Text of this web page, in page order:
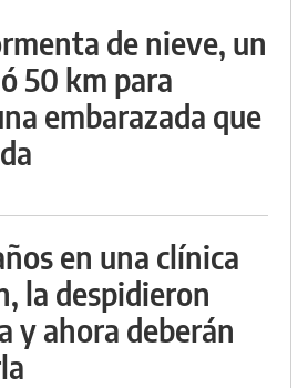
de nieve, un
50 km para
embarazada que
en una clínica
la despidieron
y ahora deberán